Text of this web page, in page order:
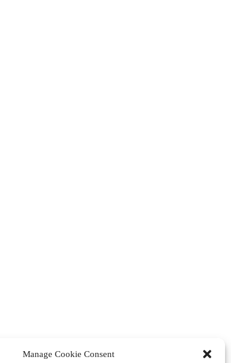
Manage Cookie Consent